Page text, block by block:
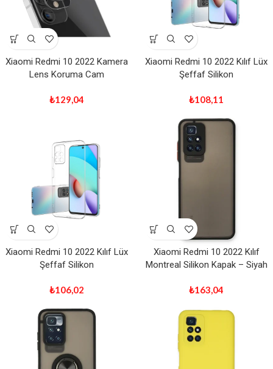
Xiaomi Redmi 10 2022 Kamera
Lens Koruma Cam
₺129,04
Xiaomi Redmi 10 2022 Kılıf Lüx
Şeffaf Silikon
₺108,11
Xiaomi Redmi 10 2022 Kılıf Lüx
Şeffaf Silikon
₺106,02
Xiaomi Redmi 10 2022 Kılıf
Montreal Silikon Kapak – Siyah
₺163,04